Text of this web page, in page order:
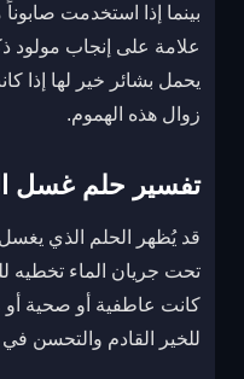
بينما إذا استخدمت
علامة على إنجاب مولود
يحمل بشائر خير لها إذا
زوال هذه الهموم.
تفسير حلم غسل
قد يُظهر الحلم الذي
تحت جريان الماء تخطيه
كانت عاطفية أو صحية أو
للخير القادم والتحسن